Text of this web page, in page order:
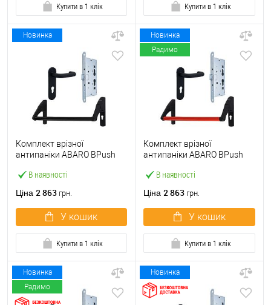
Купити в 1 клік Купити в 1 клік
Новинка
В наявності
Комплект врізної
антипаніки ABARO BPush
чорний із замком та ручкою
Ціна 2 863 грн.
У кошик
Купити в 1 клік
Новинка
Радимо
В наявності
Комплект врізної
антипаніки ABARO BPush
червоний із замком та
Ціна 2 863 грн.
У кошик
Купити в 1 клік
Новинка
Радимо
Новинка